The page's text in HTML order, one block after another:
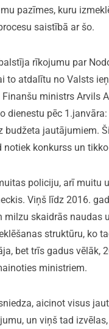
pazīmes, kuru
saistībā ar šo.
rīkojumu par
to atdalītu no Valsts
ministrs Arvils
dienestu pēc
budžeta jautājumiem.
konkurss un
policiju, arī muitu
Viņš līdz 2016.
skaidrās naudas
struktūru, ko
bet trīs gadus vēlāk,
ministriem.
aicinot visus
un viņš tad